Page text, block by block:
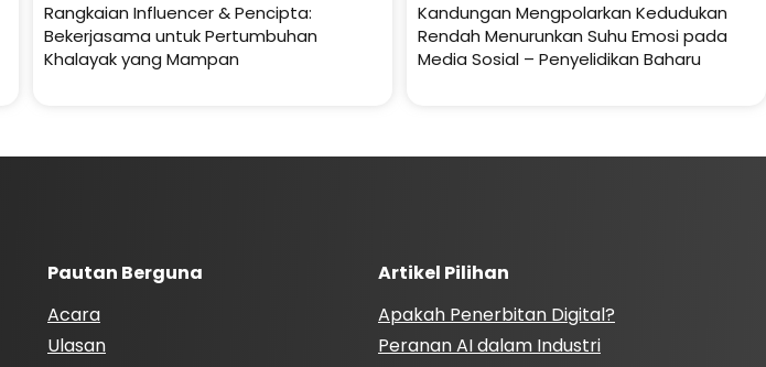
Rangkaian Influencer & Pencipta:
Bekerjasama untuk Pertumbuhan
Khalayak yang Mampan
Kandungan Mengpolarkan Kedudukan
Rendah Menurunkan Suhu Emosi pada
Media Sosial – Penyelidikan Baharu
Pautan Berguna
Acara
Ulasan
Artikel Pilihan
Apakah Penerbitan Digital?
Peranan AI dalam Industri